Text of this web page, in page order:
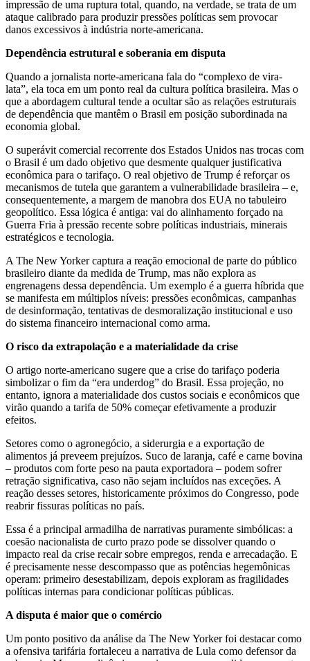
impressão de uma ruptura total, quando, na verdade, se trata de um
ataque calibrado para produzir pressões políticas sem provocar
danos excessivos à indústria norte-americana.
Dependência estrutural e soberania em disputa
Quando a jornalista norte-americana fala do “complexo de vira-
lata”, ela toca em um ponto real da cultura política brasileira. Mas o
que a abordagem cultural tende a ocultar são as relações estruturais
de dependência que mantêm o Brasil em posição subordinada na
economia global.
O superávit comercial recorrente dos Estados Unidos nas trocas com
o Brasil é um dado objetivo que desmente qualquer justificativa
econômica para o tarifaço. O real objetivo de Trump é reforçar os
mecanismos de tutela que garantem a vulnerabilidade brasileira – e,
consequentemente, a margem de manobra dos EUA no tabuleiro
geopolítico. Essa lógica é antiga: vai do alinhamento forçado na
Guerra Fria à pressão recente sobre políticas industriais, minerais
estratégicos e tecnologia.
A The New Yorker captura a reação emocional de parte do público
brasileiro diante da medida de Trump, mas não explora as
engrenagens dessa dependência. Um exemplo é a guerra híbrida que
se manifesta em múltiplos níveis: pressões econômicas, campanhas
de desinformação, tentativas de desmoralização institucional e uso
do sistema financeiro internacional como arma.
O risco da extrapolação e a materialidade da crise
O artigo norte-americano sugere que a crise do tarifaço poderia
simbolizar o fim da “era underdog” do Brasil. Essa projeção, no
entanto, ignora a materialidade dos custos sociais e econômicos que
virão quando a tarifa de 50% começar efetivamente a produzir
efeitos.
Setores como o agronegócio, a siderurgia e a exportação de
alimentos já preveem prejuízos. Suco de laranja, café e carne bovina
– produtos com forte peso na pauta exportadora – podem sofrer
retração significativa, caso não sejam incluídos nas exceções. A
reação desses setores, historicamente próximos do Congresso, pode
reabrir fissuras políticas no país.
Essa é a principal armadilha de narrativas puramente simbólicas: a
coesão nacionalista de curto prazo pode se dissolver quando o
impacto real da crise recair sobre empregos, renda e arrecadação. E
é precisamente nesse descompasso que as potências hegemônicas
operam: primeiro desestabilizam, depois exploram as fragilidades
políticas internas para condicionar políticas públicas.
A disputa é maior que o comércio
Um ponto positivo da análise da The New Yorker foi destacar como
a ofensiva tarifária fortaleceu a narrativa de Lula como defensor da